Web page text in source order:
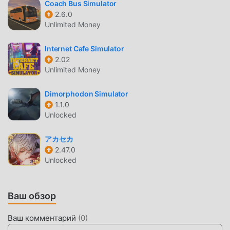
новичков, чтобы вы могли легко начать всю игру и
наслаждаться радостью, приносимой классическими
играми simulation CG Moto Online 3.5.2. В то же время,
moddroid специально создал платформу для любителей
игр simulation, позволяя вам общаться и делиться со
всеми любителями игр simulation по всему миру, чего
наслаждайтесь simulation игра со всеми глобальными
партнерами будет счастлива
КРАСИВЫЙ ЭКРАН
Как и традиционные игры simulation, CG Moto Online
отличается уникальным художественным стилем, а
поклонников simulation, и по сравнению по сравнению с
использует обновленный виртуальный движок и вносит
Coach Bus Simulator
2.6.0
Unlimited Money
Internet Cafe Simulator
2.02
Unlimited Money
Dimorphodon Simulator
1.1.0
Unlocked
アカセカ
2.47.0
Unlocked
Ваш обзор
Ваш комментарий (0)